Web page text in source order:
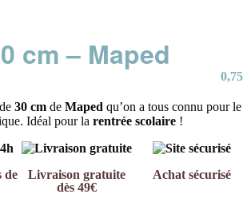
cm – Maped
0,75
30 cm de Maped qu’on a tous connu pour le
Idéal pour la rentrée scolaire !
de
Livraison gratuite
dès 49€
Achat sécurisé